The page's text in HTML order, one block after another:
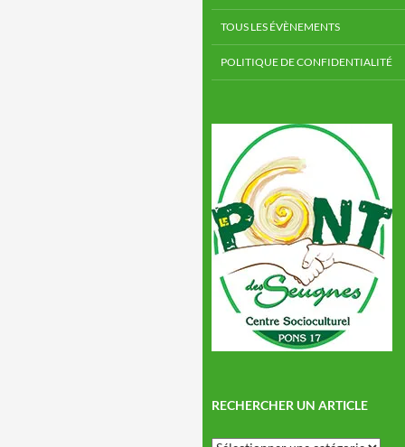
TOUS LES ÉVÈNEMENTS
POLITIQUE DE CONFIDENTIALITÉ
RECHERCHER UN ARTICLE